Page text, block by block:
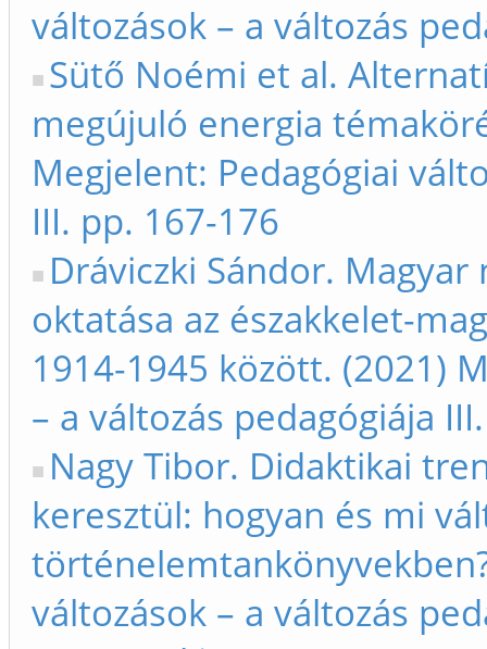
változások – a változás
Sütő Noémi et al.
megújuló energia
Megjelent: Pedagógiai
III. pp. 167-176
Dráviczki Sándor.
oktatása az északkelet-
1914-1945 között. (2021)
– a változás pedagógiája
Nagy Tibor. Didaktikai
keresztül: hogyan és mi
változások – a változás